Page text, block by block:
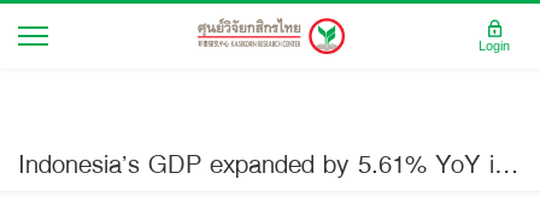
Indonesia’s GDP expanded by 5.61% YoY in 1Q26, the second-highest growth rate in ASEAN (Business Brief No.4266 Full Ed.)
Login